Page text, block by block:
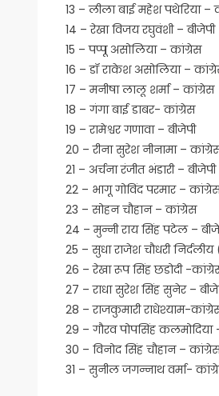
13 – लीला बाई महेश पथेरिया –
14 – रेखा विजय रघुवंशी – बीजेपी
15 – पप्पू असोलिया – कांग्रेस
16 – डॉ राकेश असोलिया –
17 – मनीषा लालू शर्मा – कांग्रेस
18 – गंगा बाई डाबर- कांग्रेस
19 – रामेश्वर गणावा – बीजेपी
20 – रीना सुरेश नीनामा –
21 – अर्चना रंजीत भंडारी – बीजेपी
22 – भागू गोविंद परमार –
23 – सोहन चौहान – कांग्रेस
24 – मुन्नी राय सिंह पटेल –
25 – सुधा राजेश चौधरी निर्दलीय
26 – रेखा रूप सिंह छडोदी -
27 – राधा सुरेश सिंह सुनेर –
28 – राजकुमारी राधेश्याम-
29 – गौरव पोपसिंह कलमोदिया
30 – विनोद सिंह चौहान –
31 – सुनील जगन्नाथ वर्मा-